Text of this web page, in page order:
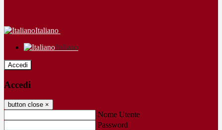
Italiano
Italiano
Accedi
Accedi
button close ×
Nome Utente
Password